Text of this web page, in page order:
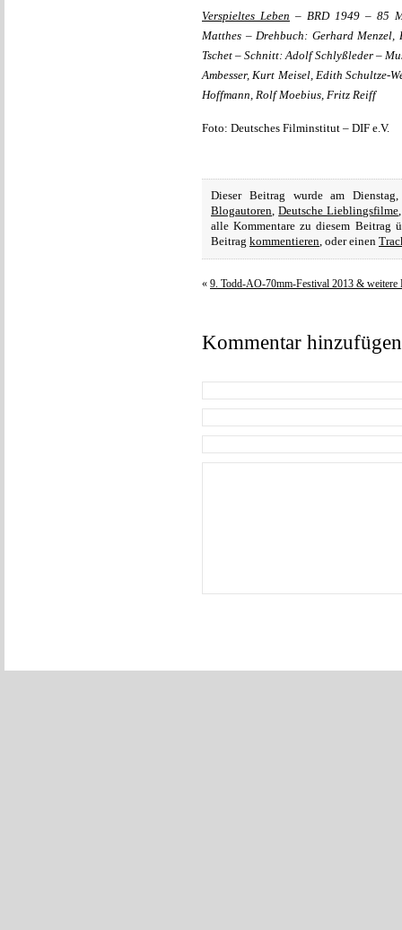
Verspieltes Leben – BRD 1949 – 85
Matthes – Drehbuch: Gerhard
Tschet – Schnitt: Adolf Schlyßleder –
Ambesser, Kurt Meisel, Edith Schultze-
Hoffmann, Rolf Moebius, Fritz Reiff
Foto: Deutsches Filminstitut – DIF e.V.
Dieser Beitrag wurde am
Blogautoren,Deutsche Lieblingsfilme
alle Kommentare zu diesem Beitrag
Beitrag kommentieren, oder einen
« 9. Todd-AO-70mm-Festival 2013 & weitere
Kommentar hinzufügen